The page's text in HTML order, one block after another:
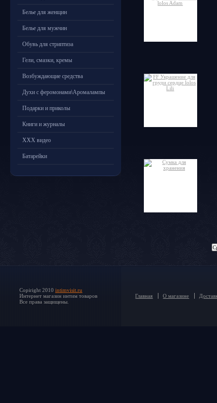
Белье для женщин
Белье для мужчин
Обувь для стриптиза
Гели, смазки, кремы
Возбуждающие средства
Духи с феромонами\Аромалампы
Подарки и приколы
Книги и журналы
ХХХ видео
Батарейки
Copiright 2010 intimvisit.ru
Интернет магазин интим товаров
Все права защищены.
Главная О магазине